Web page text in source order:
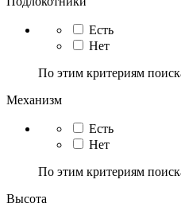
Есть
Нет
По этим критериям
Механизм
Есть
Нет
По этим критериям
Высота